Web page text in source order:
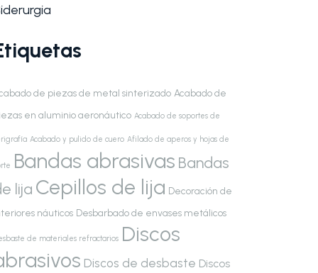
de piezas de metal sinterizado Acabado de
en aluminio aeronáutico Acabado de soportes de
Acabado y pulido de cuero Afilado de aperos y hojas de
Bandas abrasivas Bandas
lija Cepillos de lija Decoración de
náuticos Desbarbado de envases metálicos
de materiales refractarios Discos
Discos de desbaste Discos